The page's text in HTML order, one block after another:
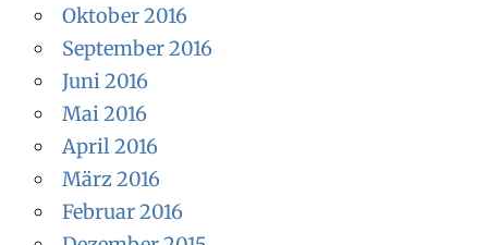
Oktober 2016
September 2016
Juni 2016
Mai 2016
April 2016
März 2016
Februar 2016